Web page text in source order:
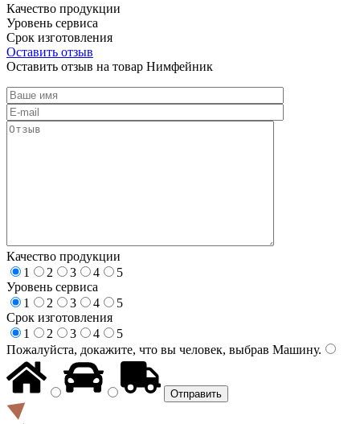
Качество продукции
Уровень сервиса
Срок изготовления
Оставить отзыв
Оставить отзыв на товар Нимфейник
Качество продукции
1
2 3 4
5
Уровень сервиса
1
2 3 4
5
Срок изготовления
1
2 3 4
5
Пожалуйста, докажите, что вы человек, выбрав Машину.